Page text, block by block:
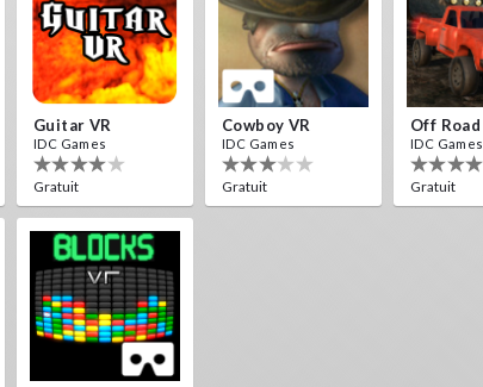
Guitar VR
IDC Games
Gratuit
Cowboy VR
IDC Games
Gratuit
IDC Games
Gratuit